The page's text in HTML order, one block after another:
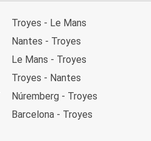
Troyes - Le Mans
Nantes - Troyes
Le Mans - Troyes
Troyes - Nantes
Núremberg - Troyes
Barcelona - Troyes